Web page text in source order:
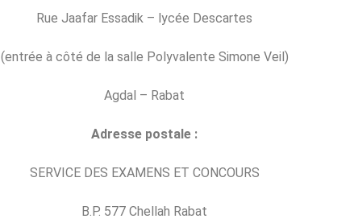
Rue Jaafar Essadik – lycée Descartes
(entrée à côté de la salle Polyvalente Simone Veil)
Agdal – Rabat
Adresse postale :
SERVICE DES EXAMENS ET CONCOURS
B.P. 577 Chellah Rabat